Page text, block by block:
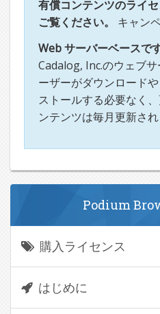
有償コンテンツのライ
ご覧ください。
キャン
Web サーバーベースで
Cadalog, Inc.のウェブ
ーザーがダウンロード
ストールする必要なく
ンテンツは毎月更新され
Podium
購入ライセンス
はじめに